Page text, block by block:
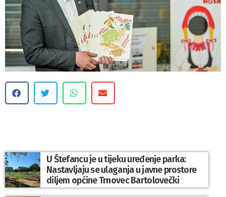
U Štefancu je u tijeku uređenje parka:
Nastavljaju se ulaganja u javne prostore
diljem općine Trnovec Bartolovečki